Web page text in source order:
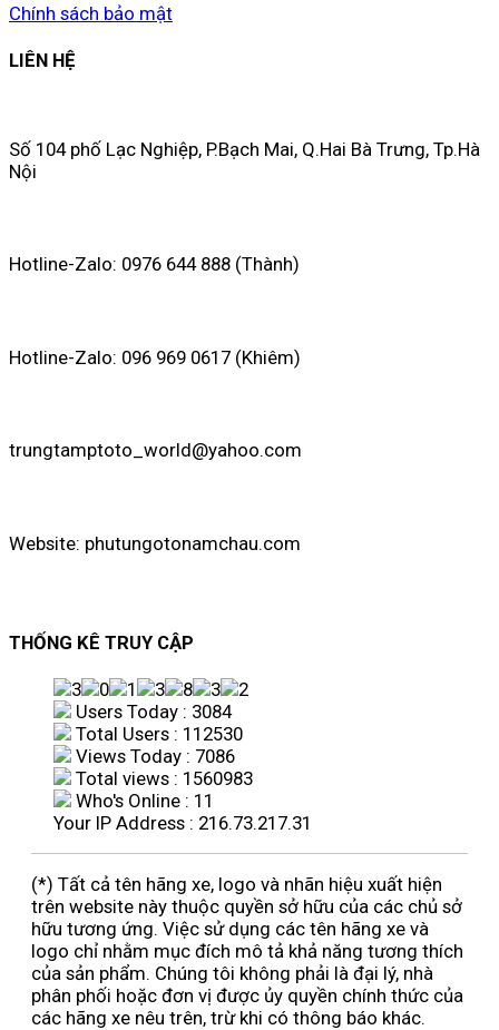
Chính sách bảo mật
LIÊN HỆ
Số 104 phố Lạc Nghiệp, P.Bạch Mai, Q.Hai Bà Trưng, Tp.Hà
Nội
Hotline-Zalo: 0976 644 888 (Thành)
Hotline-Zalo: 096 969 0617 (Khiêm)
trungtamptoto_world@yahoo.com
Website: phutungotonamchau.com
THỐNG KÊ TRUY CẬP
Users Today : 3084
Total Users : 112530
Views Today : 7086
Total views : 1560983
Who's Online : 11
Your IP Address : 216.73.217.31
(*) Tất cả tên hãng xe, logo và nhãn hiệu xuất hiện
trên website này thuộc quyền sở hữu của các chủ sở
hữu tương ứng. Việc sử dụng các tên hãng xe và
logo chỉ nhằm mục đích mô tả khả năng tương thích
của sản phẩm. Chúng tôi không phải là đại lý, nhà
phân phối hoặc đơn vị được ủy quyền chính thức của
các hãng xe nêu trên, trừ khi có thông báo khác.